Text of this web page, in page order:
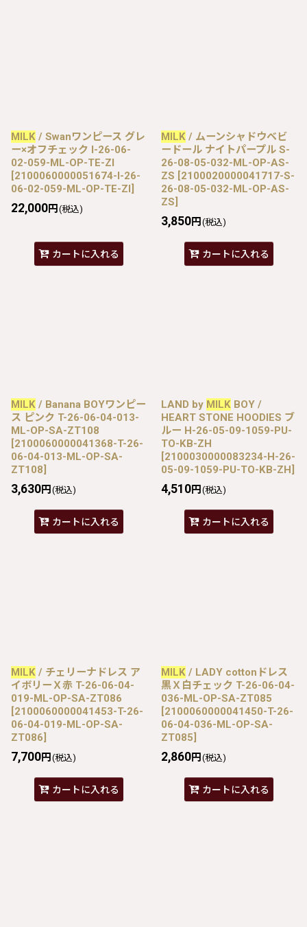
MILK / Swanワンピース グレ
ー×オフチェック I-26-06-
02-059-ML-OP-TE-ZI
[2100060000051674-I-26-
06-02-059-ML-OP-TE-ZI]
22,000円 (税込)
カートに入れる
MILK / ムーンシャドウベビ
ードール ナイトパープル S-
26-08-05-032-ML-OP-AS-
ZS [2100020000041717-S-
26-08-05-032-ML-OP-AS-
ZS]
3,850円 (税込)
カートに入れる
MILK / Banana BOYワンピー
ス ピンク T-26-06-04-013-
ML-OP-SA-ZT108
[2100060000041368-T-26-
06-04-013-ML-OP-SA-
ZT108]
3,630円 (税込)
カートに入れる
LAND by MILK BOY /
HEART STONE HOODIES ブ
ルー H-26-05-09-1059-PU-
TO-KB-ZH
[2100030000083234-H-26-
05-09-1059-PU-TO-KB-ZH]
4,510円 (税込)
カートに入れる
MILK / チェリーナドレス ア
イボリーＸ赤 T-26-06-04-
019-ML-OP-SA-ZT086
[2100060000041453-T-26-
06-04-019-ML-OP-SA-
ZT086]
7,700円 (税込)
カートに入れる
MILK / LADY cottonドレス
黒Ｘ白チェック T-26-06-04-
036-ML-OP-SA-ZT085
[2100060000041450-T-26-
06-04-036-ML-OP-SA-
ZT085]
2,860円 (税込)
カートに入れる